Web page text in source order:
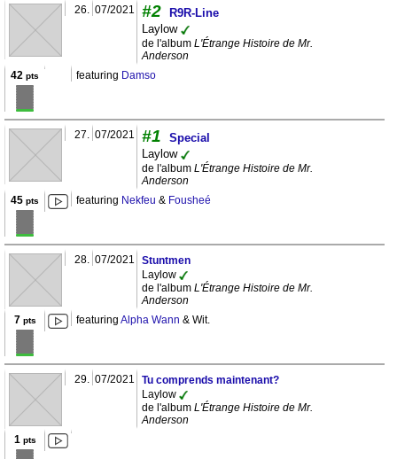
26. 07/2021 #2
R9R-Line
Laylow
de l'album L'Étrange Histoire de Mr.
Anderson
42 pts featuring Damso
27. 07/2021 #1
Special
Laylow
de l'album L'Étrange Histoire de Mr.
Anderson
45 pts featuring Nekfeu & Fousheé
28. 07/2021
Stuntmen
Laylow
de l'album L'Étrange Histoire de Mr.
Anderson
7 pts featuring Alpha Wann & Wit.
29. 07/2021
Tu comprends maintenant?
Laylow
de l'album L'Étrange Histoire de Mr.
Anderson
1 pts